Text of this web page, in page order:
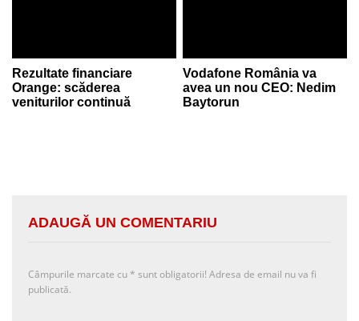
Rezultate financiare
Orange: scăderea
veniturilor continuă
Vodafone România va
avea un nou CEO: Nedim
Baytorun
ADAUGĂ UN COMENTARIU
Câmpurile marcate cu * sunt obligatorii! Adresa de email nu va fi
publicată.